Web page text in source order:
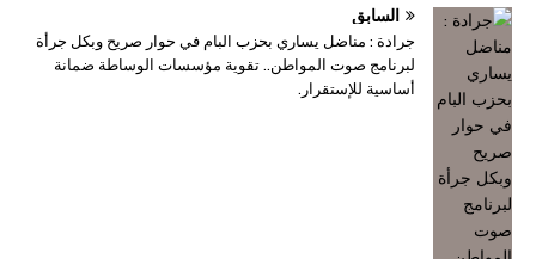
السابق
جرادة : مناضل يساري بحزب البام في حوار صريح وبكل جرأة
لبرنامج صوت المواطن.. تقوية مؤسسات الوساطة ضمانة
أساسية للإستقرار.